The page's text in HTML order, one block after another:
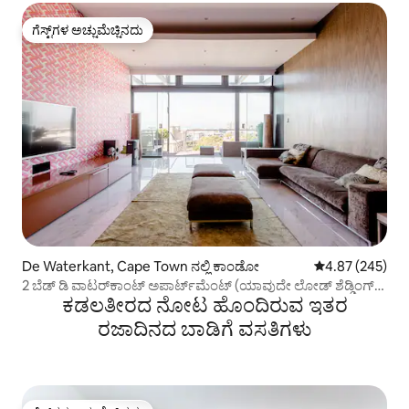
ಗೆಸ್ಟ್‌ಗಳ ಅಚ್ಚುಮೆಚ್ಚಿನದು
ಗೆಸ್ಟ್‌ಗಳ ಅಚ್ಚುಮೆಚ್ಚಿನದು
De Waterkant, Cape Town ನಲ್ಲಿ ಕಾಂಡೋ 5 ರಲ್ಲಿ 4.87
4.87 (245)
2 ಬೆಡ್ ಡಿ ವಾಟರ್‌ಕಾಂಟ್ ಅಪಾರ್ಟ್‌ಮೆಂಟ್ (ಯಾವುದೇ ಲೋಡ್ ಶೆಡ್ಡಿಂಗ್
ಕಡಲತೀರದ ನೋಟ ಹೊಂದಿರುವ ಇತರ
ರಜಾದಿನದ ಬಾಡಿಗೆ ವಸತಿಗಳು